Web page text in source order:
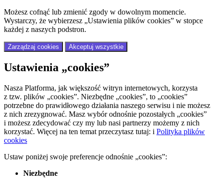
Możesz cofnąć lub zmienić zgody w dowolnym momencie.
Wystarczy, że wybierzesz „Ustawienia plików cookies” w stopce
każdej z naszych podstron.
Zarządzaj cookies Akceptuj wszystkie
Ustawienia „cookies”
Nasza Platforma, jak większość witryn internetowych, korzysta
z tzw. plików „cookies”. Niezbędne „cookies”, to „cookies”
potrzebne do prawidłowego działania naszego serwisu i nie możesz
z nich zrezygnować. Masz wybór odnośnie pozostałych „cookies”
i możesz zdecydować czy my lub nasi partnerzy możemy z nich
korzystać. Więcej na ten temat przeczytasz tutaj: i Polityka plików
cookies
Ustaw poniżej swoje preferencje odnośnie „cookies”:
Niezbędne